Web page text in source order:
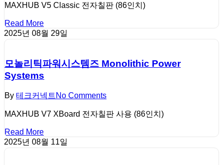
MAXHUB V5 Classic 전자칠판 (86인치)
Read More
2025년 08월 29일
모놀리틱파워시스템즈 Monolithic Power
Systems
By 테크커넥트 No Comments
MAXHUB V7 XBoard 전자칠판 사용 (86인치)
Read More
2025년 08월 11일